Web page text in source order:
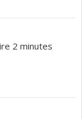
2 minutes